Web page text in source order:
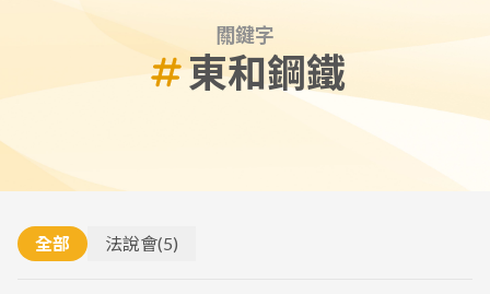
關鍵字
東和鋼鐵
全部 法說會(5)